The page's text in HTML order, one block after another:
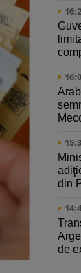
din
de